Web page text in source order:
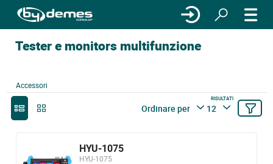
Tester e monitors multifunzione
Accessori
Ordinare per
RISULTATI
12
HYU-1075
HYU-1075